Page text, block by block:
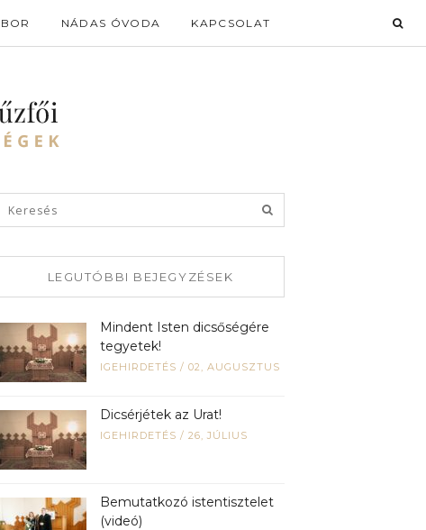
NÁDAS ÓVODA KAPCSOLAT
LEGUTÓBBI BEJEGYZÉSEK
Mindent Isten dicsőségére
tegyetek!
IGEHIRDETÉS / 02, AUGUSZTUS
Dicsérjétek az Urat!
IGEHIRDETÉS / 26, JÚLIUS
Bemutatkozó istentisztelet
(videó)